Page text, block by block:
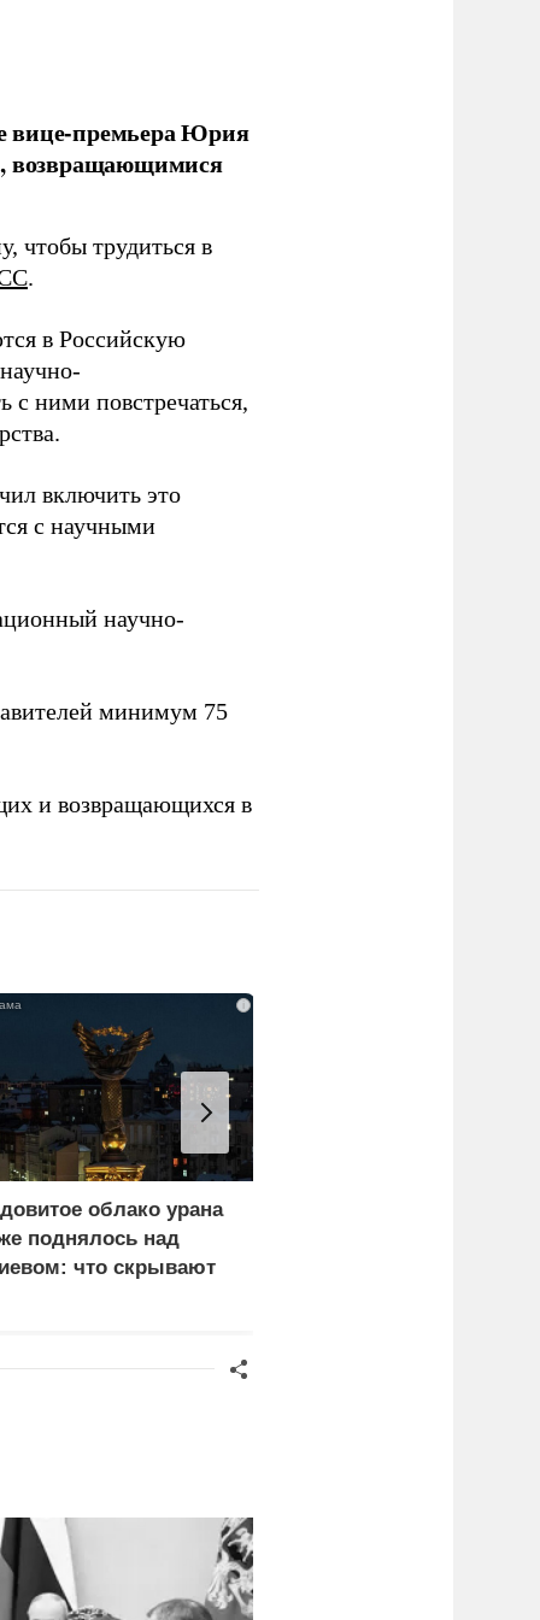
вице-премьера Юрия
возвращающимися
чтобы трудиться в
.
в Российскую
с ними повстречаться,
включить это
с научными
научно-
минимум 75
и возвращающихся в
i
облако урана
поднялось над
что скрывают